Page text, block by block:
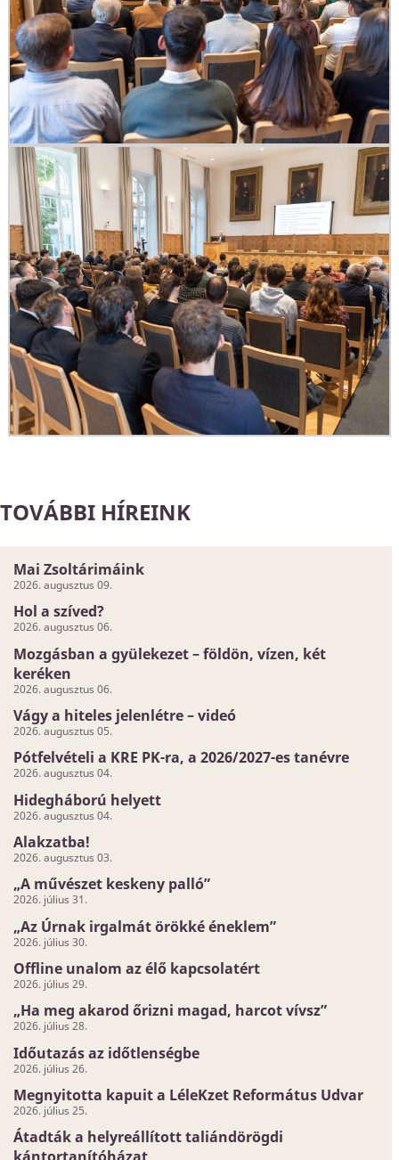
TOVÁBBI HÍREINK
Mai Zsoltárimáink
2026. augusztus 09.
Hol a szíved?
2026. augusztus 06.
Mozgásban a gyülekezet – földön, vízen, két
keréken
2026. augusztus 06.
Vágy a hiteles jelenlétre – videó
2026. augusztus 05.
Pótfelvételi a KRE PK-ra, a 2026/2027-es tanévre
2026. augusztus 04.
Hidegháború helyett
2026. augusztus 04.
Alakzatba!
2026. augusztus 03.
„A művészet keskeny palló”
2026. július 31.
„Az Úrnak irgalmát örökké éneklem”
2026. július 30.
Offline unalom az élő kapcsolatért
2026. július 29.
„Ha meg akarod őrizni magad, harcot vívsz”
2026. július 28.
Időutazás az időtlenségbe
2026. július 26.
Megnyitotta kapuit a LéleKzet Református Udvar
2026. július 25.
Átadták a helyreállított taliándörögdi